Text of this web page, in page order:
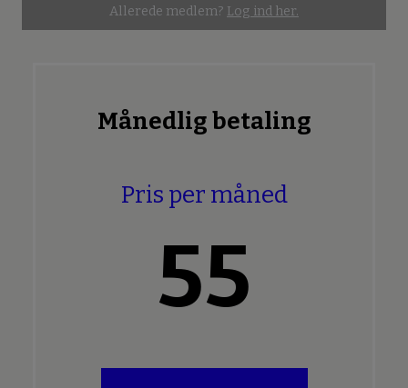
Allerede medlem? Log ind her.
Månedlig betaling
Pris per måned
55